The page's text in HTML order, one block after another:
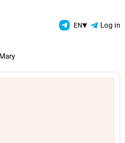
— EN▾ Log in